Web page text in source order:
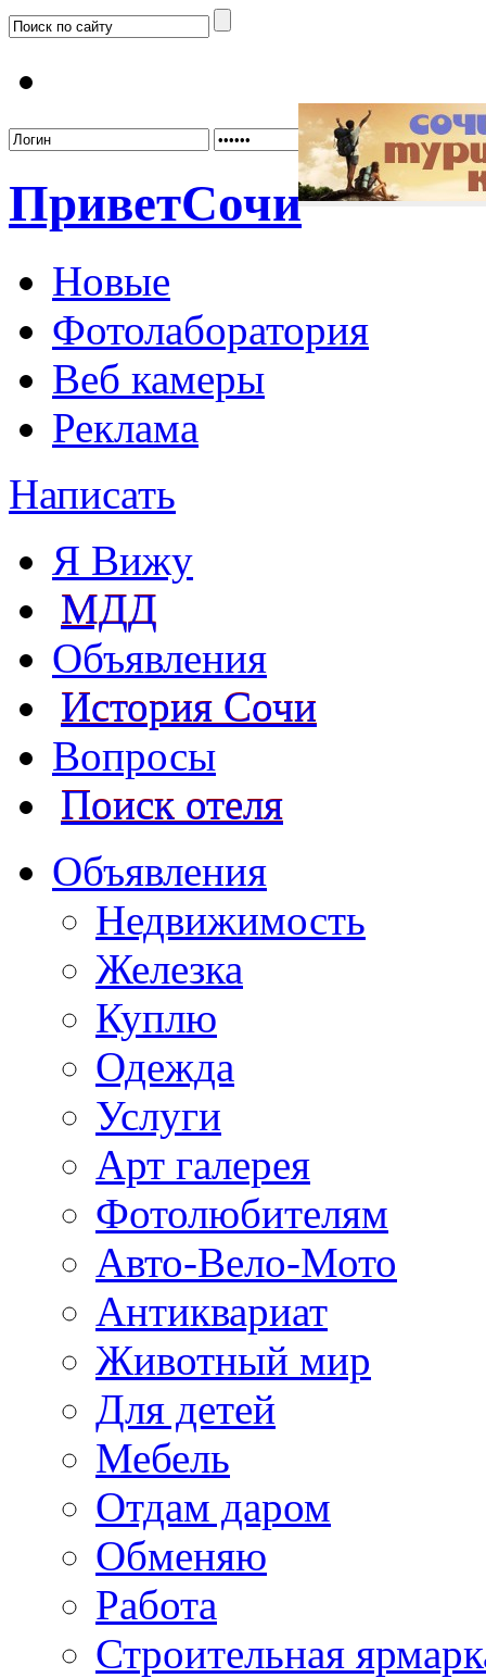
ПриветСочи
Новые
Фотолаборатория
Веб камеры
Реклама
Написать
Я Вижу
МДД
Объявления
История Сочи
Вопросы
Поиск отеля
Объявления
Недвижимость
Железка
Куплю
Одежда
Услуги
Арт галерея
Фотолюбителям
Авто-Вело-Мото
Антиквариат
Животный мир
Для детей
Мебель
Отдам даром
Обменяю
Работа
Строительная